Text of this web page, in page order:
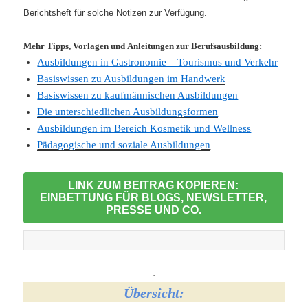
Berichtsheft für solche Notizen zur Verfügung.
Mehr Tipps, Vorlagen und Anleitungen zur Berufsausbildung:
Ausbildungen in Gastronomie – Tourismus und Verkehr
Basiswissen zu Ausbildungen im Handwerk
Basiswissen zu kaufmännischen Ausbildungen
Die unterschiedlichen Ausbildungsformen
Ausbildungen im Bereich Kosmetik und Wellness
Pädagogische und soziale Ausbildungen
LINK ZUM BEITRAG KOPIEREN:
EINBETTUNG FÜR BLOGS, NEWSLETTER,
PRESSE UND CO.
-
Übersicht: